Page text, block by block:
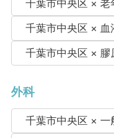
千葉市中央区 × 老
千葉市中央区 × 血
千葉市中央区 × 膠
外科
千葉市中央区 × 一